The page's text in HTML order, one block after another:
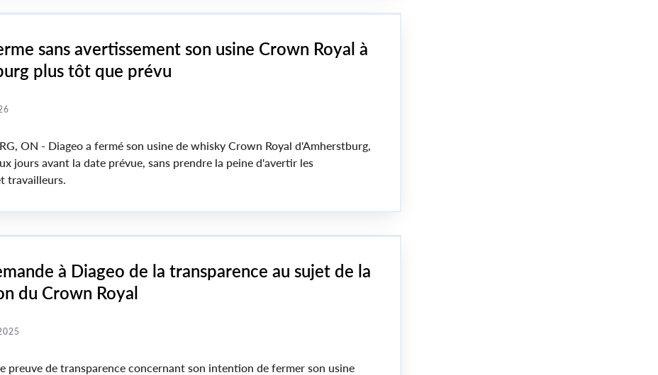
sans avertissement son usine Crown Royal à
plus tôt que prévu
ON - Diageo a fermé son usine de whisky Crown Royal d'Amherstburg,
jours avant la date prévue, sans prendre la peine d'avertir les
travailleurs.
à Diageo de la transparence au sujet de la
du Crown Royal
preuve de transparence concernant son intention de fermer son usine